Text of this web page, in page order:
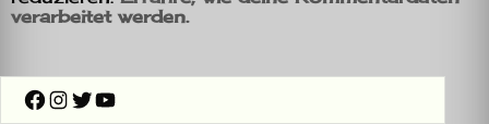
verarbeitet werden.
Facebook
Instagram
Twitter
YouTube